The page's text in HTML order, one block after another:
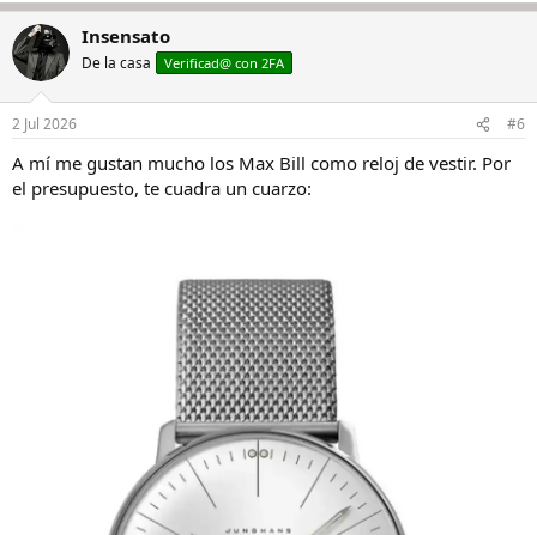
Insensato
De la casa Verificad@ con 2FA
2 Jul 2026 #6
A mí me gustan mucho los Max Bill como reloj de vestir. Por
el presupuesto, te cuadra un cuarzo: